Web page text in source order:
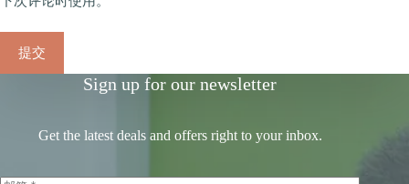
提交
Sign up for our newsletter
Get the latest deals and offers right to your inbox.